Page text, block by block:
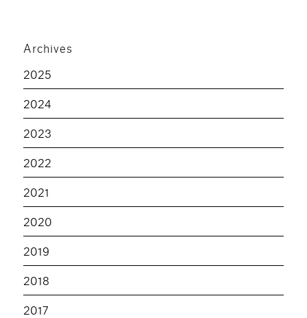
Archives
2025
2024
2023
2022
2021
2020
2019
2018
2017